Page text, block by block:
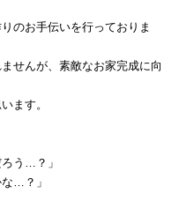
のお手伝いを行っておりま
せんが、素敵なお家完成に向
ます。
う…？」
…？」